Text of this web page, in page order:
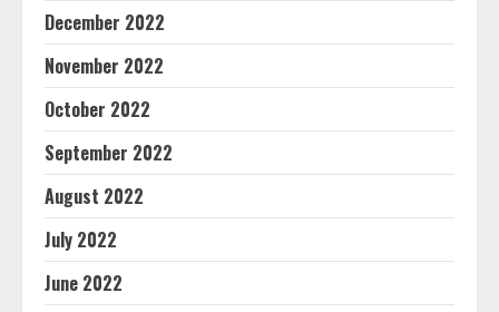
December 2022
November 2022
October 2022
September 2022
August 2022
July 2022
June 2022